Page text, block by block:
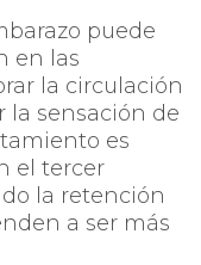
puede
en las
la circulación
la sensación de
es
el tercer
la retención
a ser más